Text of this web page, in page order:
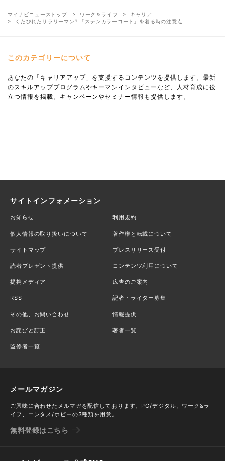
マイナビニューストップ ワーク＆ライフ
キャリア
くたびれたサラリーマン? 「ステンカラーコート」を着る時の注意点
このカテゴリーについて
あなたの「キャリアアップ」を支援するコンテンツを提供します。最新
のスキルアッププログラムやキーマンインタビューなど、人材育成に役
立つ情報を掲載。キャンペーンやセミナー情報も提供します。
サイトインフォメーション
お知らせ 利用規約
個人情報の取り扱いについて 著作権と転載について
サイトマップ プレスリリース受付
読者プレゼント提供 コンテンツ利用について
提携メディア 広告のご案内
RSS 記者・ライター募集
その他、お問い合わせ 情報提供
お詫びと訂正 著者一覧
監修者一覧
メールマガジン
ご興味に合わせたメルマガを配信しております。PC/デジタル、ワーク&ラ
イフ、エンタメ/ホビーの3種類を用意。
無料登録はこちら